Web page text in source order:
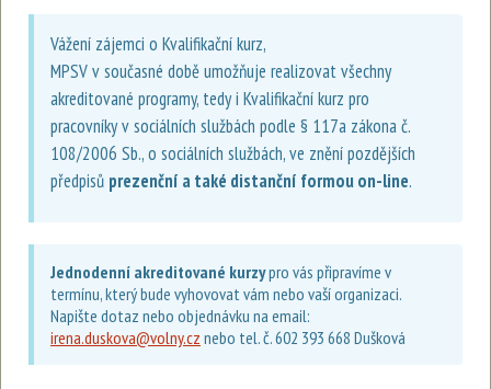
Vážení zájemci o Kvalifikační kurz,
MPSV v současné době umožňuje realizovat všechny
akreditované programy, tedy i Kvalifikační kurz pro
pracovníky v sociálních službách podle § 117a zákona č.
108/2006 Sb., o sociálních službách, ve znění pozdějších
předpisů prezenční a také distanční formou on-line.
Jednodenní akreditované kurzypro vás připravíme v
termínu, který bude vyhovovat vám nebo vaší organizaci.
Napište dotaz nebo objednávku na email:
irena.duskova@volny.cz nebo tel. č. 602 393 668 Dušková